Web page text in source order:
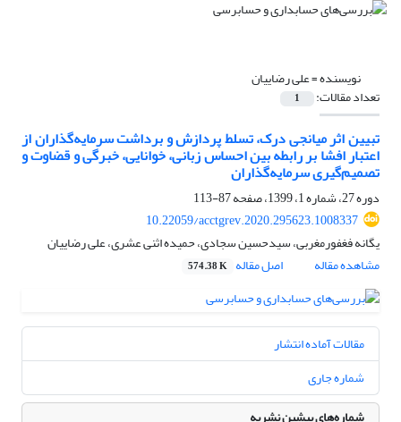
نویسنده =علی رضاییان
تعداد مقالات: 1
تبیین اثر میانجی درک، تسلط پردازش و برداشت سرمایه‌گذاران از
اعتبار افشا بر رابطه بین احساس زبانی، خوانایی، خبرگی و قضاوت و
تصمیم‌گیری سرمایه‌گذاران
دوره 27، شماره 1، 1399، صفحه
87-113
10.22059/acctgrev.2020.295623.1008337
یگانه فغفورمغربی، سیدحسین سجادی، حمیده اثنی عشری، علی رضاییان
مشاهده مقاله
اصل مقاله 574.38 K
مقالات آماده انتشار
شماره جاری
شماره‌های پیشین نشریه